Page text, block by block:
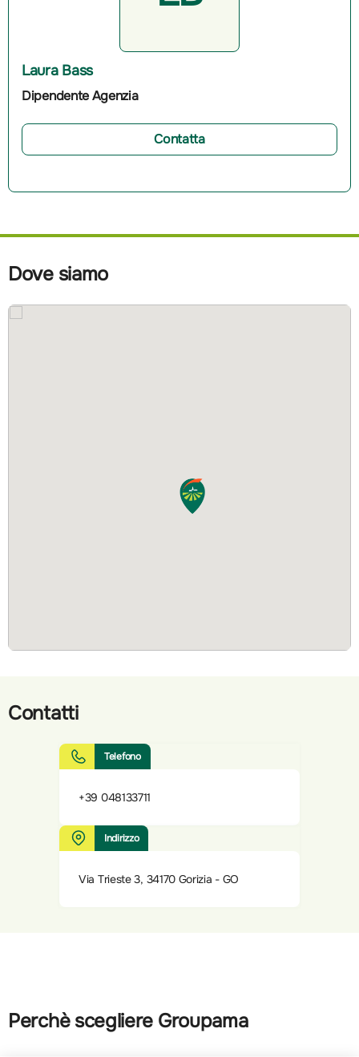
Laura Bass
Dipendente Agenzia
Contatta
Dove siamo
Contatti
Telefono
+39 048133711
Indirizzo
Via Trieste 3, 34170 Gorizia - GO
Perchè scegliere Groupama